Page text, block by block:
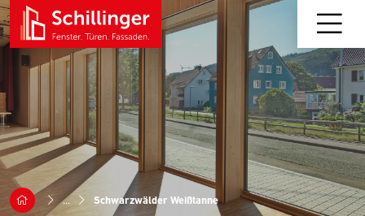
... Schwarzwälder Weißtanne